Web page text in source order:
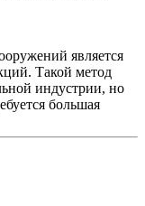
является
Такой метод
индустрии, но
большая